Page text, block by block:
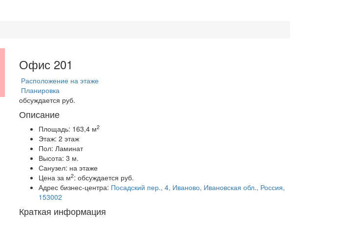
Офис 201
Расположение на этаже
Планировка
обсуждается руб.
Описание
Площадь: 163,4 м2
Этаж: 2 этаж
Пол: Ламинат
Высота: 3 м.
Санузел: на этаже
Цена за м2: обсуждается руб.
Адрес бизнес-центра: Посадский пер., 4, Иваново, Ивановская обл., Россия,
153002
Краткая информация